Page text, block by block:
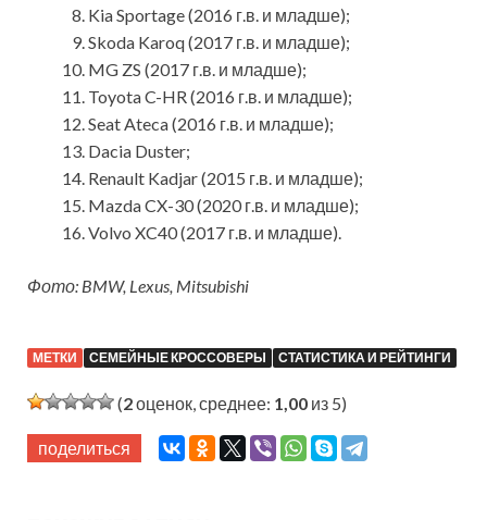
Kia Sportage (2016 г.в. и младше);
Skoda Karoq (2017 г.в. и младше);
MG ZS (2017 г.в. и младше);
Toyota C-HR (2016 г.в. и младше);
Seat Ateca (2016 г.в. и младше);
Dacia Duster;
Renault Kadjar (2015 г.в. и младше);
Mazda CX-30 (2020 г.в. и младше);
Volvo XC40 (2017 г.в. и младше).
Фото: BMW, Lexus, Mitsubishi
МЕТКИ СЕМЕЙНЫЕ КРОССОВЕРЫ СТАТИСТИКА И РЕЙТИНГИ
(2оценок, среднее: 1,00 из 5)
поделиться